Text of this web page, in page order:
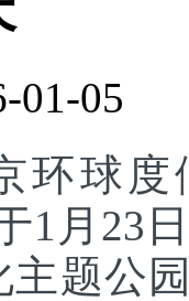
01-05
环球度
1月23
主题公